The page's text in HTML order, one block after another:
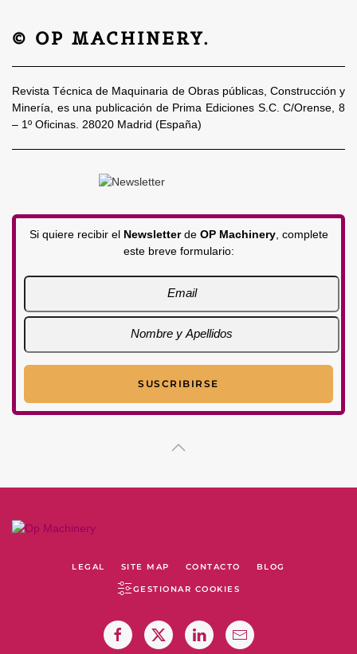
© OP MACHINERY.
Revista Técnica de Maquinaria de Obras públicas, Construcción y
Minería, es una publicación de Prima Ediciones S.C. C/Orense, 8
– 1º Oficinas. 28020 Madrid (España)
Si quiere recibir el Newsletterde OP Machinery, complete
este breve formulario:
LEGAL SITE MAP CONTACTO BLOG
GESTIONAR COOKIES